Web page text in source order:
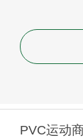
PVC运动